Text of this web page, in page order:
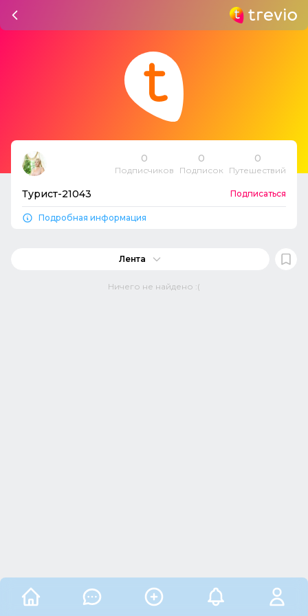
0
Подписчиков
0
Подписок
0
Путешествий
Турист-21043 Подписаться
Подробная информация
Лента
Ничего не найдено :(